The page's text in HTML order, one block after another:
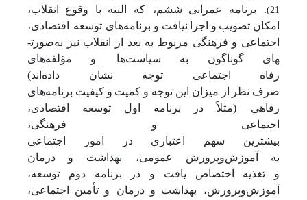
21) . برنامه عمرانی ششم، که البته با وقوع
انقلاب،
امکان تصویب و اجرا نیافت و برنامه‌های توسعه اقتصادی،
اجتماعی و فرهنگی مربوط به بعد از انقلاب نیز
به‌صورت­
های
گوناگون به سیاست‌ها و
مؤلفه‌های
رفاه
اجتماعی توجه نشان
داده‌اند)
صرف نظر از میزان این توجه و کمیت و کیفیت برنامه‌های
رفاهی (مثلاً
در برنامه اول توسعه
اقتصادی،
اجتماعی
و
فرهنگی،
بیشترین
سهم اعتباری در امور
اجتماعی
به
آموزش‌وپرورش عمومی، بهداشت و
درمان
و
تغذیه اختصاص یافت و در برنامه دوم
توسعه،
آموزش‌وپرورش، بهداشت و درمان و تأمین
اجتماعی،